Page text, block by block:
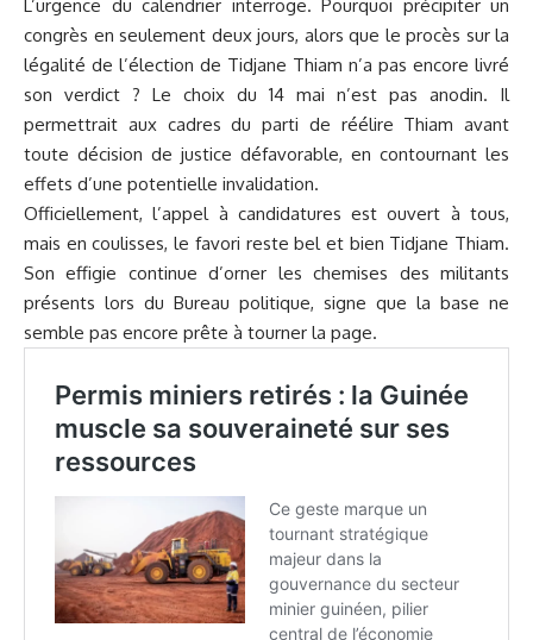
L’urgence du calendrier interroge. Pourquoi précipiter un
congrès en seulement deux jours, alors que le procès sur la
légalité de l’élection de Tidjane Thiam n’a pas encore livré
son verdict ? Le choix du 14 mai n’est pas anodin. Il
permettrait aux cadres du parti de réélire Thiam avant
toute décision de justice défavorable, en contournant les
effets d’une potentielle invalidation.
Officiellement, l’appel à candidatures est ouvert à tous,
mais en coulisses, le favori reste bel et bien Tidjane Thiam.
Son effigie continue d’orner les chemises des militants
présents lors du Bureau politique, signe que la base ne
semble pas encore prête à tourner la page.